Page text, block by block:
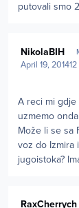
putovali smo
NikolaBIH
April 19, 2014
A reci mi gdje
uzmemo
Može li se sa
voz do Izmira
jugoistoka?
RaxCherrych